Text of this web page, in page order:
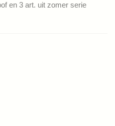
en 3 art. uit zomer serie